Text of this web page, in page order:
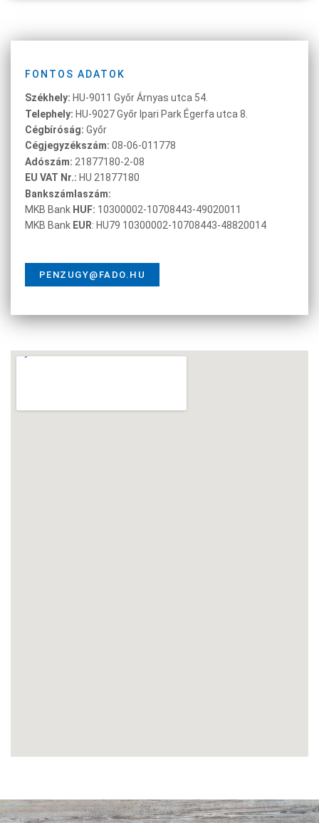
FONTOS ADATOK
Székhely: HU-9011 Győr Árnyas utca 54.
Telephely: HU-9027 Győr Ipari Park Égerfa utca 8.
Cégbíróság: Győr
Cégjegyzékszám: 08-06-011778
Adószám: 21877180-2-08
EU VAT Nr.: HU 21877180
Bankszámlaszám:
MKB Bank HUF: 10300002-10708443-49020011
MKB Bank EUR: HU79 10300002-10708443-48820014
PENZUGY@FADO.HU